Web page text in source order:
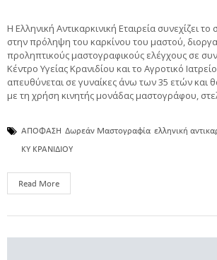
Η Ελληνική Αντικαρκινική Εταιρεία συνεχίζει
στην πρόληψη του καρκίνου του μαστού,
προληπτικούς μαστογραφικούς ελέγχους σε
Κέντρο Υγείας Κρανιδίου και το Αγροτικό
απευθύνεται σε γυναίκες άνω των 35 ετών και
με τη χρήση κινητής μονάδας μαστογράφου,
ΑΠΟΦΑΣΗ Δωρεάν Μαστογραφία ελληνική
ΚΥ ΚΡΑΝΙΔΙΟΥ
Read More